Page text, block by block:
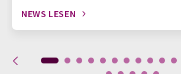
NEWS LESEN